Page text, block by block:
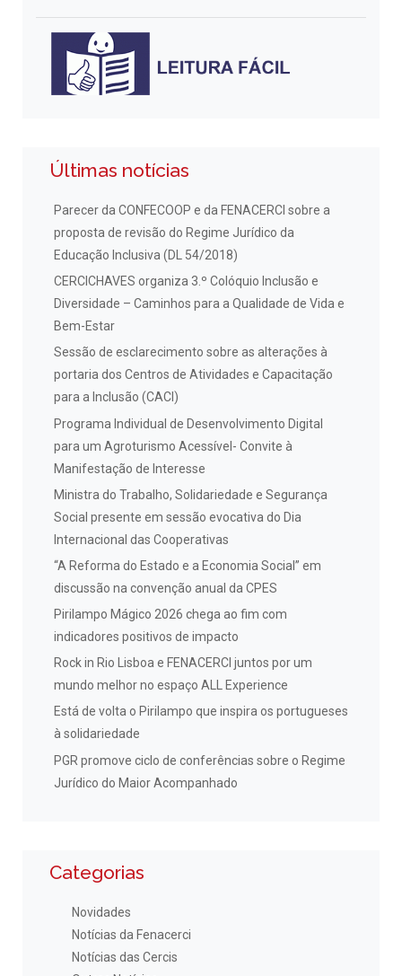
Últimas notícias
Parecer da CONFECOOP e da FENACERCI sobre a
proposta de revisão do Regime Jurídico da
Educação Inclusiva (DL 54/2018)
CERCICHAVES organiza 3.º Colóquio Inclusão e
Diversidade – Caminhos para a Qualidade de Vida e
Bem-Estar
Sessão de esclarecimento sobre as alterações à
portaria dos Centros de Atividades e Capacitação
para a Inclusão (CACI)
Programa Individual de Desenvolvimento Digital
para um Agroturismo Acessível- Convite à
Manifestação de Interesse
Ministra do Trabalho, Solidariedade e Segurança
Social presente em sessão evocativa do Dia
Internacional das Cooperativas
“A Reforma do Estado e a Economia Social” em
discussão na convenção anual da CPES
Pirilampo Mágico 2026 chega ao fim com
indicadores positivos de impacto
Rock in Rio Lisboa e FENACERCI juntos por um
mundo melhor no espaço ALL Experience
Está de volta o Pirilampo que inspira os portugueses
à solidariedade
PGR promove ciclo de conferências sobre o Regime
Jurídico do Maior Acompanhado
Categorias
Novidades
Notícias da Fenacerci
Notícias das Cercis